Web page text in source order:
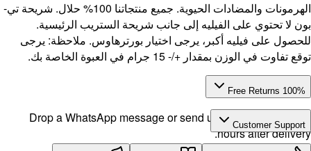
جميع منتجاتنا 100% حلال. شريحة تي-
يرجى
Drop